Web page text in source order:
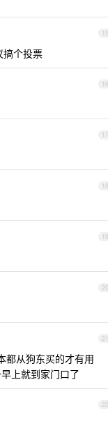
15
搞个投票
16
17
18
19
20
21
都从狗东买的才有用
上就到家门口了
22